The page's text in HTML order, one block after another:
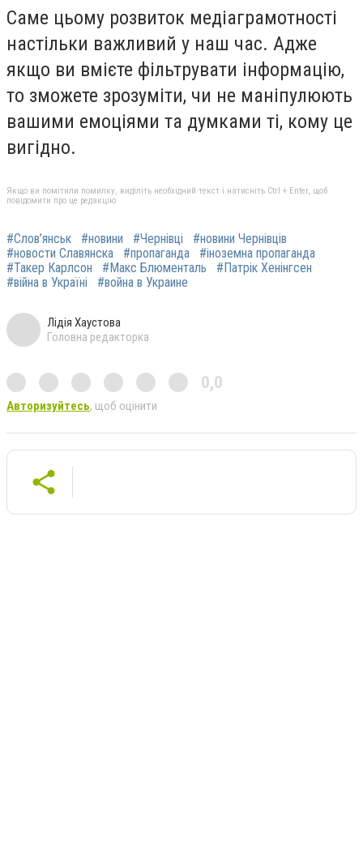
Саме цьому розвиток медіаграмотності
настільки важливий у наш час. Адже
якщо ви вмієте фільтрувати інформацію,
то зможете зрозуміти, чи не маніпулюють
вашими емоціями та думками ті, кому це
вигідно.
Якщо ви помітили помилку, виділіть необхідний текст і натисніть Ctrl + Enter, щоб
повідомити про це редакцію
#Слов’янськ #новини #Чернівці
#новини Чернівців
#новости Славянска
#пропаганда
#іноземна пропаганда
#Такер Карлсон
#Макс Блюменталь
#Патрік Хенінгсен
#війна в Україні
#война в Украине
Лідія Хаустова
Головна редакторка
0,0
Авторизуйтесь, щоб оцінити